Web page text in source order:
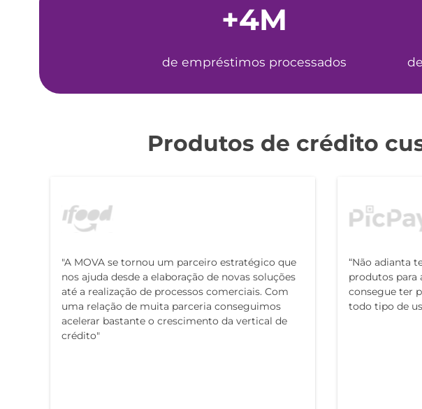
+4M
de empréstimos processados
Produtos de crédito
"A MOVA se tornou um parceiro estratégico que
nos ajuda desde a elaboração de novas soluções
até a realização de processos comerciais. Com
uma relação de muita parceria conseguimos
acelerar bastante o crescimento da vertical de
crédito"
“Não adianta
produtos para
consegue ter
todo tipo de